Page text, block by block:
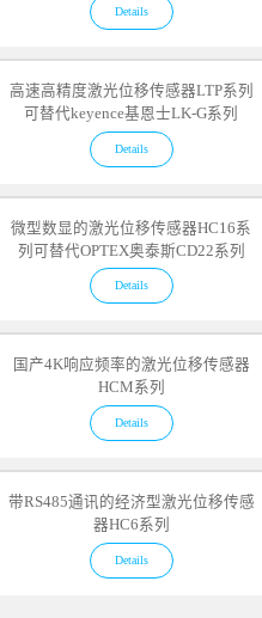
Details
高速高精度激光位移传感器LTP系列
可替代keyence基恩士LK-G系列
Details
微型数显的激光位移传感器HC16系
列可替代OPTEX奥泰斯CD22系列
Details
国产4K响应频率的激光位移传感器
HCM系列
Details
带RS485通讯的经济型激光位移传感
器HC6系列
Details